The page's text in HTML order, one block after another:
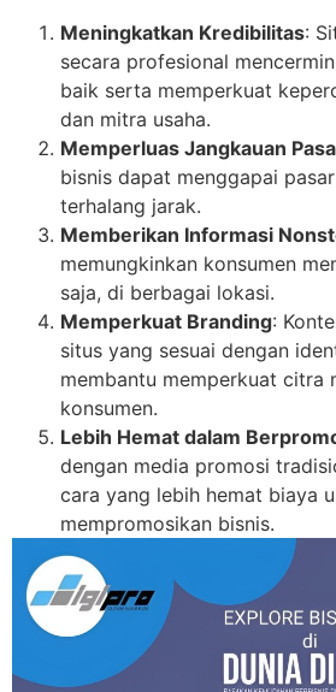
Meningkatkan Kredibilitas:
secara profesional
baik serta memperkuat
dan mitra usaha.
Memperluas Jangkauan
bisnis dapat menggapai
terhalang jarak.
Memberikan Informasi
memungkinkan konsumen
saja, di berbagai lokasi.
Memperkuat Branding:
situs yang sesuai dengan
membantu memperkuat citra
konsumen.
Lebih Hemat dalam
dengan media promosi
cara yang lebih hemat biaya
mempromosikan bisnis.